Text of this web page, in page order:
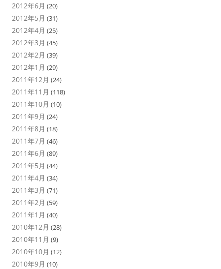
2012年6月 (20)
2012年5月 (31)
2012年4月 (25)
2012年3月 (45)
2012年2月 (39)
2012年1月 (29)
2011年12月 (24)
2011年11月 (118)
2011年10月 (10)
2011年9月 (24)
2011年8月 (18)
2011年7月 (46)
2011年6月 (89)
2011年5月 (44)
2011年4月 (34)
2011年3月 (71)
2011年2月 (59)
2011年1月 (40)
2010年12月 (28)
2010年11月 (9)
2010年10月 (12)
2010年9月 (10)